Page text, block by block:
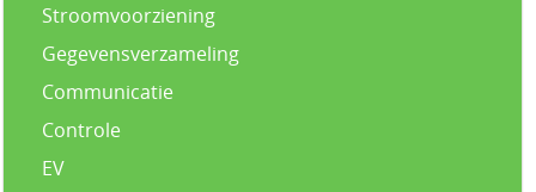
Stroomvoorziening
Gegevensverzameling
Communicatie
Controle
EV